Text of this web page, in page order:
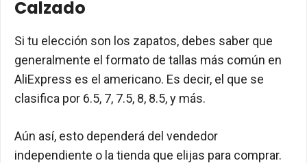
Calzado
Si tu elección son los zapatos, debes saber que
generalmente el formato de tallas más común en
AliExpress es el americano. Es decir, el que se
clasifica por 6.5, 7, 7.5, 8, 8.5, y más.
Aún así, esto dependerá del vendedor
independiente o la tienda que elijas para comprar.